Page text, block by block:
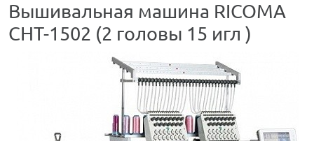
Вышивальная машина RICOMA
CHT-1502 (2 головы 15 игл )